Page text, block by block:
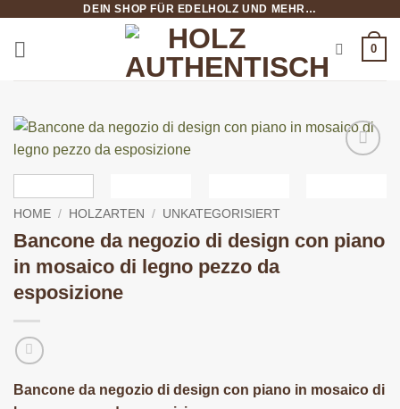
contenuti
DEIN SHOP FÜR EDELHOLZ UND MEHR…
0
HOME / HOLZARTEN / UNKATEGORISIERT
Bancone da negozio di design con piano
in mosaico di legno pezzo da
esposizione
Bancone da negozio di design con piano in mosaico di